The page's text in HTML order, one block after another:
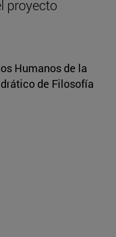
proyecto
Humanos de la
de Filosofía